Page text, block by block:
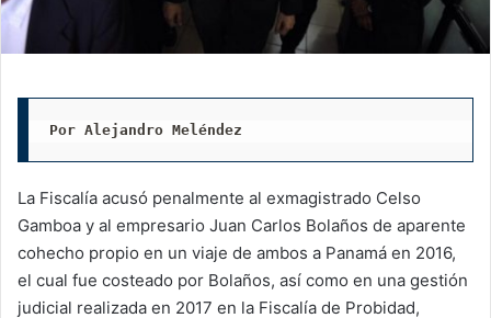
Por Alejandro Meléndez
La Fiscalía acusó penalmente al exmagistrado Celso
Gamboa y al empresario Juan Carlos Bolaños de aparente
cohecho propio en un viaje de ambos a Panamá en 2016,
el cual fue costeado por Bolaños, así como en una gestión
judicial realizada en 2017 en la Fiscalía de Probidad,